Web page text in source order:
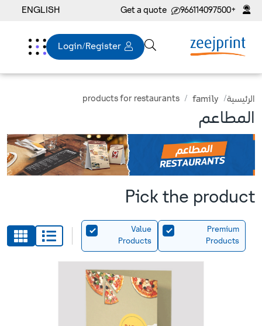
+966114097500
Get a quote
ENGLISH
Login/Register
الرئيسية family
products for restaurants
المطاعم
Pick the product
Premium
Products
Value
Products